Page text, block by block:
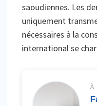
saoudiennes. Les
uniquement
nécessaires à la
international se
À